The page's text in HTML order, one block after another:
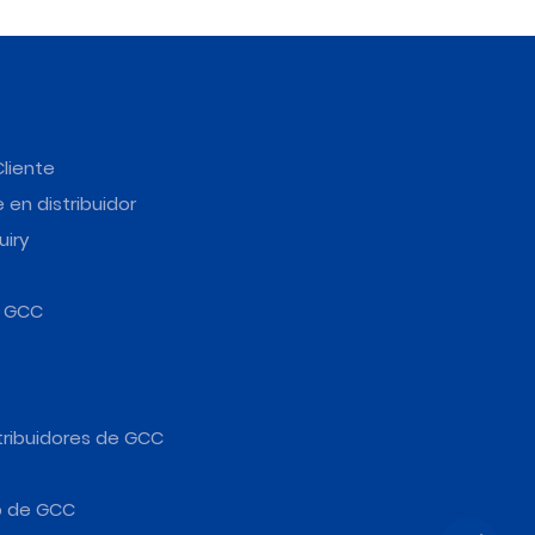
en distribuidor
de GCC
GCC